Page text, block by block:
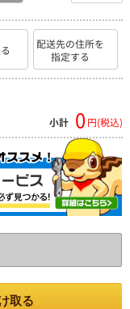
配送先の住所を
指定する
小計 0 円(税込)
取る